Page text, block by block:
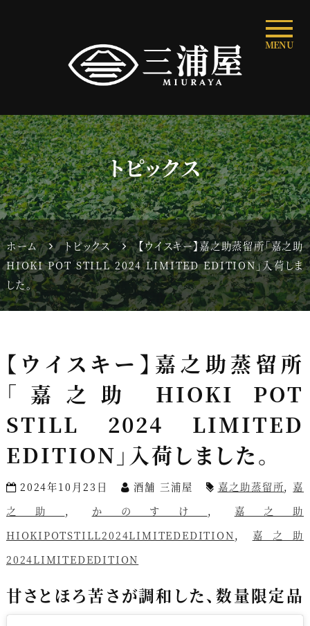
MENU
トピックス
ホーム トピックス
【ウイスキー】嘉之助蒸留所「嘉之助
HIOKI POT STILL 2024 LIMITED EDITION」入荷しま
した。
【ウイスキー】嘉之助蒸留所
「嘉之助 HIOKI POT
STILL 2024 LIMITED
EDITION」入荷しました。
2024年10月23日 酒舗 三浦屋 嘉之助蒸留所, 嘉
之助 , かのすけ , 嘉之助
HIOKIPOTSTILL2024LIMITEDEDITION, 嘉之助
2024LIMITEDEDITION
甘さとほろ苦さが調和した、数量限定品